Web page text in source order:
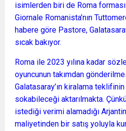
isimlerden biri de Roma
Giornale Romanista’nın
habere göre Pastore,
sıcak bakıyor.
Roma ile 2023 yılına kadar
oyuncunun takımdan
Galatasaray’ın kiralama
sokabileceği aktarılmakta.
istediği verimi alamadığı
maliyetinden bir satış yoluyla